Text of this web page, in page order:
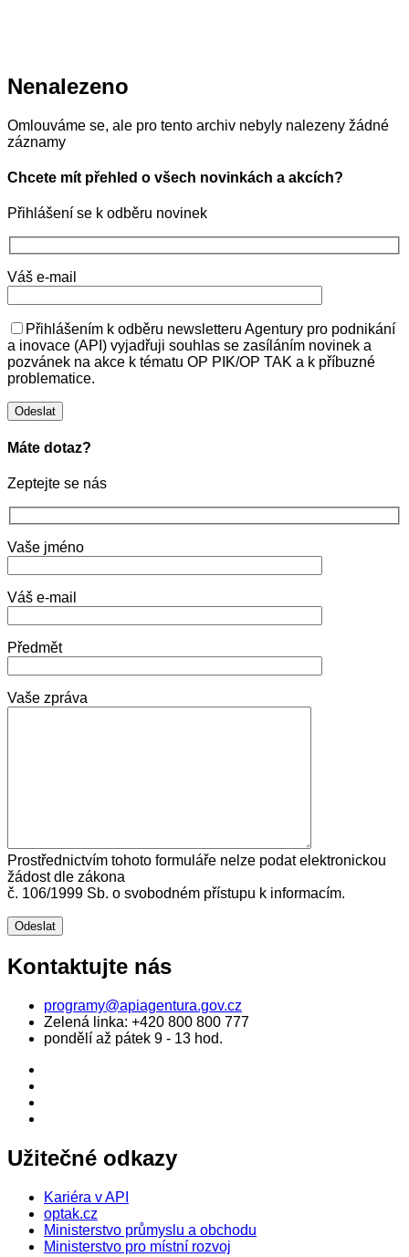
Nenalezeno
Omlouváme se, ale pro tento archiv nebyly nalezeny žádné
záznamy
Chcete mít přehled o všech novinkách a akcích?
Přihlášení se k odběru novinek
Váš e-mail
Přihlášením k odběru newsletteru Agentury pro podnikání
a inovace (API) vyjadřuji souhlas se zasíláním novinek a
pozvánek na akce k tématu OP PIK/OP TAK a k příbuzné
problematice.
Máte dotaz?
Zeptejte se nás
Vaše jméno
Váš e-mail
Předmět
Vaše zpráva
Prostřednictvím tohoto formuláře nelze podat elektronickou
žádost dle zákona
č. 106/1999 Sb. o svobodném přístupu k informacím.
Kontaktujte nás
programy@apiagentura.gov.cz
Zelená linka: +420 800 800 777
pondělí až pátek 9 - 13 hod.
Užitečné odkazy
Kariéra v API
optak.cz
Ministerstvo průmyslu a obchodu
Ministerstvo pro místní rozvoj